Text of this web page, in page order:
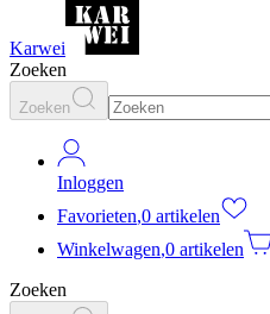
Karwei
Zoeken
Zoeken
Inloggen
Favorieten,0 artikelen
Winkelwagen,0 artikelen
Zoeken